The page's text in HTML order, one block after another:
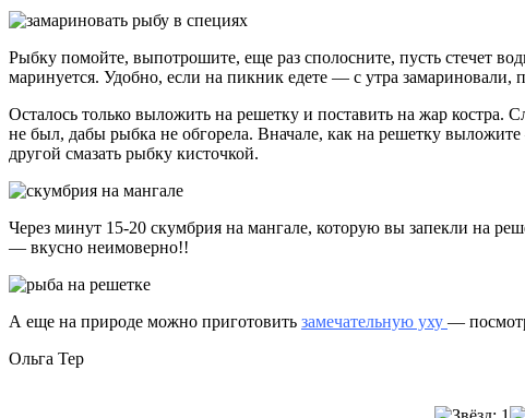
Рыбку помойте, выпотрошите, еще раз сполосните, пусть стечет
маринуется. Удобно, если на пикник едете — с утра замариновали,
Осталось только выложить на решетку и поставить на жар
не был, дабы рыбка не обгорела. Вначале, как на решетку
другой смазать рыбку кисточкой.
Через минут 15-20 скумбрия на мангале, которую вы запекли на
— вкусно неимоверно!!
А еще на природе можно приготовить замечательную уху —
Ольга Тер